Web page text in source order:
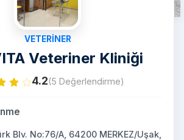
VETERINER
Veteriner Kliniği
4.2(5 Değerlendirme)
Blv. No:76/A, 64200 MERKEZ/Uşak,